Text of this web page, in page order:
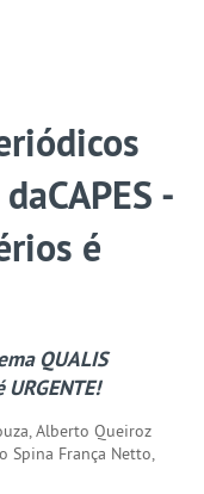
-
é
QUALIS
Alberto Queiroz
Spina França Netto,